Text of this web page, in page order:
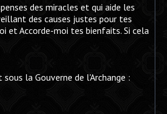
des miracles et qui aide les
des causes justes pour tes
et Accorde-moi tes bienfaits. Si cela
sous la Gouverne de l'Archange :